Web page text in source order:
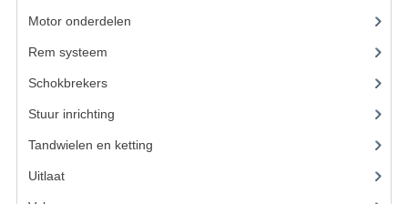
Motor onderdelen
Rem systeem
Schokbrekers(11)
Stuur inrichting
Tandwielen en ketting
Uitlaat